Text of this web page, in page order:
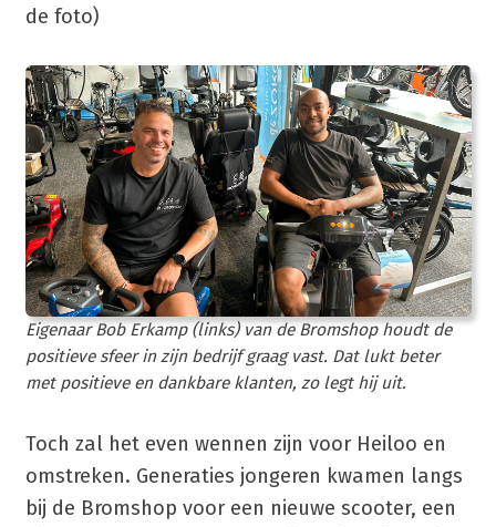
de foto)
Eigenaar Bob Erkamp (links) van de Bromshop houdt de
positieve sfeer in zijn bedrijf graag vast. Dat lukt beter
met positieve en dankbare klanten, zo legt hij uit.
Toch zal het even wennen zijn voor Heiloo en
omstreken. Generaties jongeren kwamen langs
bij de Bromshop voor een nieuwe scooter, een